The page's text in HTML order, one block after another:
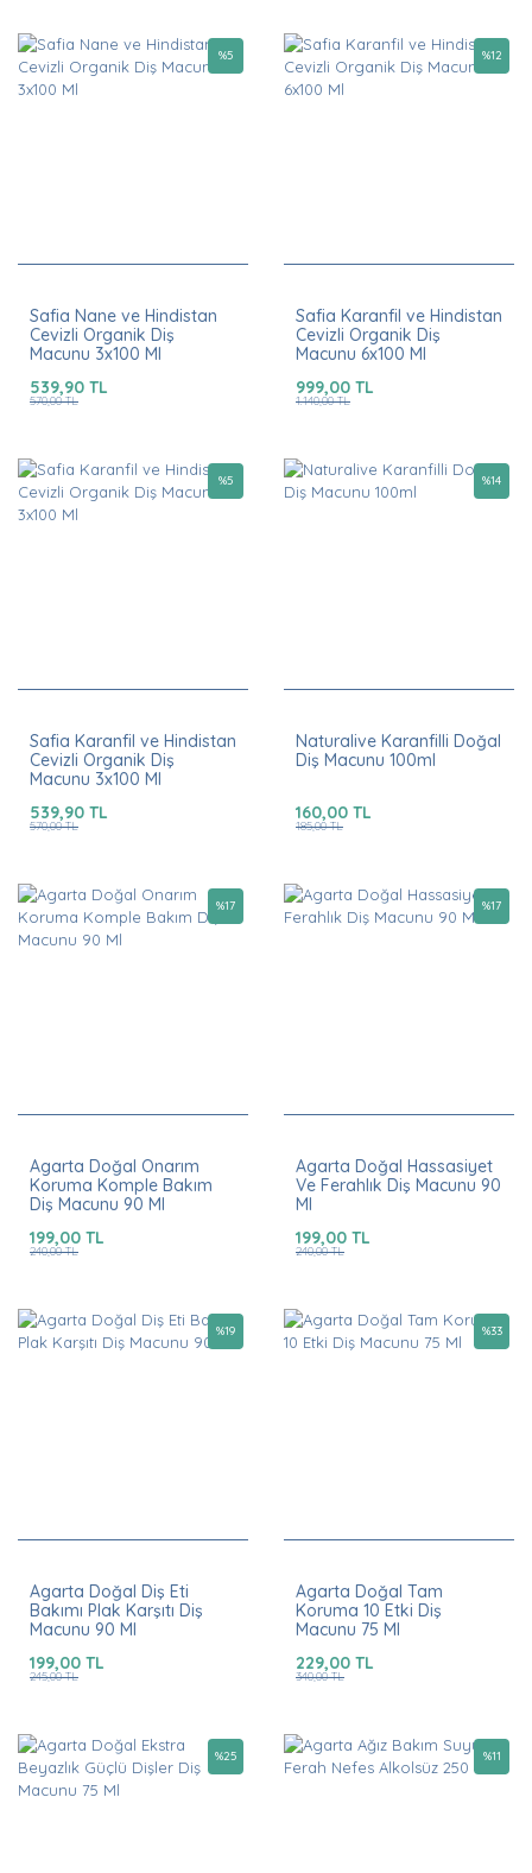
Safia Nane ve Hindistan
Cevizli Organik Diş
Macunu 3x100 Ml
%5
539,90 TL
570,00 TL
Safia Karanfil ve Hindistan
Cevizli Organik Diş
Macunu 6x100 Ml
%12
999,00 TL
1.140,00 TL
Safia Karanfil ve Hindistan
Cevizli Organik Diş
Macunu 3x100 Ml
%5
539,90 TL
570,00 TL
Naturalive Karanfilli Doğal
Diş Macunu 100ml
%14
160,00 TL
185,00 TL
Agarta Doğal Onarım
Koruma Komple Bakım
Diş Macunu 90 Ml
%17
199,00 TL
240,00 TL
Agarta Doğal Hassasiyet
Ve Ferahlık Diş Macunu 90
Ml
%17
199,00 TL
240,00 TL
Agarta Doğal Diş Eti
Bakımı Plak Karşıtı Diş
Macunu 90 Ml
%19
199,00 TL
245,00 TL
Agarta Doğal Tam
Koruma 10 Etki Diş
Macunu 75 Ml
%33
229,00 TL
340,00 TL
%25 %11